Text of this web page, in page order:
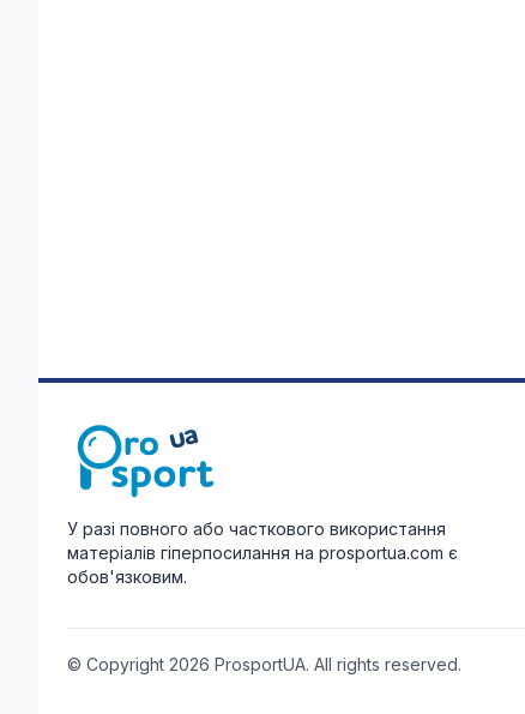
У разі повного або часткового використання
матеріалів гіперпосилання на prosportua.com є
обов'язковим.
© Copyright 2026 ProsportUA. All rights reserved.